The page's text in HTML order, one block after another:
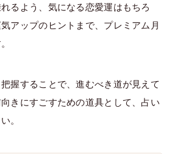
るよう、気になる恋愛運はもちろ
アップのヒントまで、プレミアム月
握することで、進むべき道が見えて
きにすごすための道具として、占い
。